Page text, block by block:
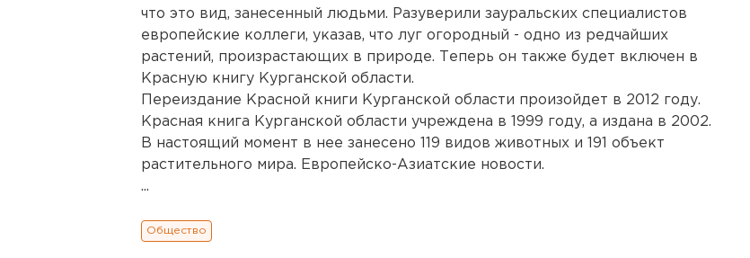
что это вид, занесенный людьми. Разуверили зауральских специалистов
европейские коллеги, указав, что луг огородный - одно из редчайших
растений, произрастающих в природе. Теперь он также будет включен в
Красную книгу Курганской области.
Переиздание Красной книги Курганской области произойдет в 2012 году.
Красная книга Курганской области учреждена в 1999 году, а издана в 2002.
В настоящий момент в нее занесено 119 видов животных и 191 объект
растительного мира. Европейско-Азиатские новости.
...
Общество